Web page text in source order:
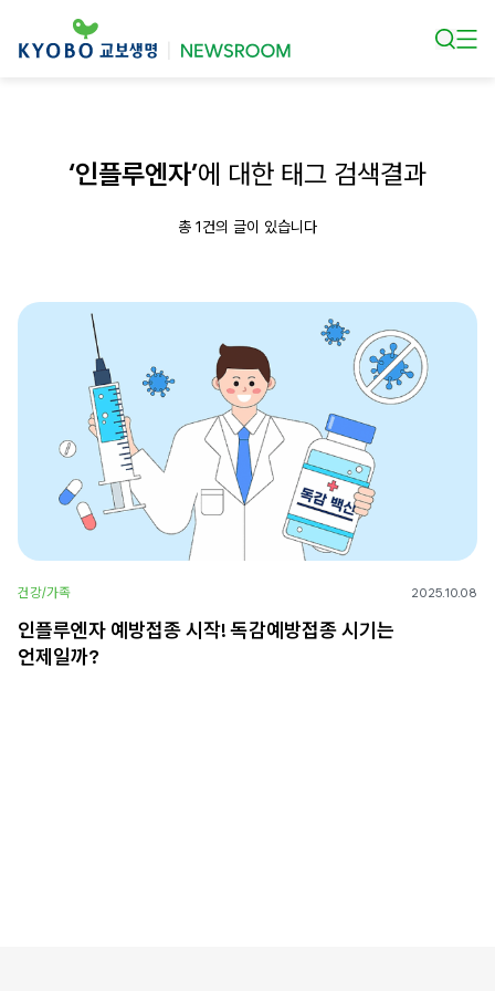
‘인플루엔자’에 대한 태그 검색결과
총 1건의 글이 있습니다
건강/가족 2025.10.08
인플루엔자 예방접종 시작! 독감예방접종 시기는
언제일까?